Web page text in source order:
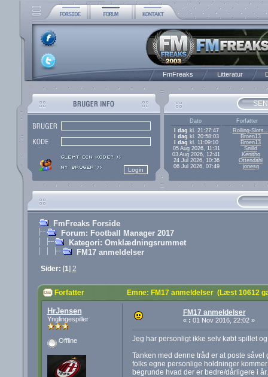
FmFreaks Litteratur
Dato
Forfatter
I dag kl. 21:27:47
Rolling-
I dag kl. 20:58:03
Broen13
I dag kl. 11:09:10
Broen13
05 Aug 2026, 11:31
Snilld
03 Aug 2026, 12:41
Kenitho
24 Jul 2026, 10:36
Ottendahl
06 Jul 2026, 07:49
jonesg
FmFreaks Forside
Forum: Football Manager 2017
Kategori: Omklædningsrummet
FM17 anmeldelser
Sider: [1] 2
Forfatter Emne: FM17 anmeldelser (Læst 10612
HrJensen
Ynglingespiller
Offline
FM17 anmeldelser
« : 01 Nov 2016, 22:02 »
Jeg har personligt ikke selv købt spillet
Tanken med denne tråd er at poste
folks egne personlige holdninger
begrunde hvad der er bedre/dårligere i år.